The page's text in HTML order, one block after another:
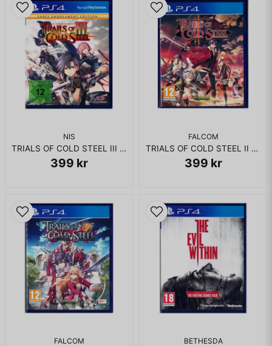
NIS
TRIALS OF COLD STEEL III EARLY ENROLLMENT EDITION PS4
399 kr
FALCOM
TRIALS OF COLD STEEL II PS4
399 kr
FALCOM BETHESDA